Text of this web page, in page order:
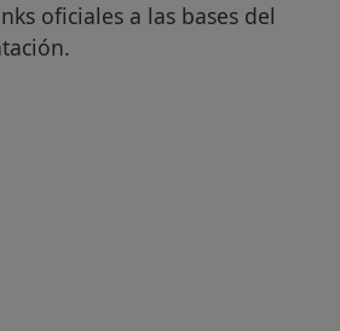
oficiales a las bases del